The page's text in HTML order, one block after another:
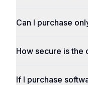
Can I purchase
How secure is the
If I purchase